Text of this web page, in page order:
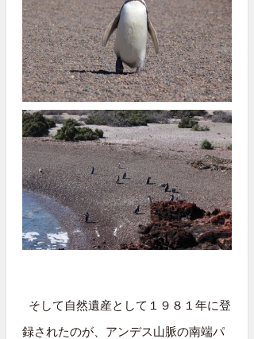
そして自然遺産として１９８１年に登
録されたのが、アンデス山脈の南端パ